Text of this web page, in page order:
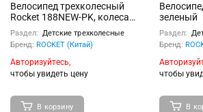
Велосипед трехколесный
Rocket 188NEW-PK, колеса
EVA 10"/8", цвет розовый
Раздел: Детские трехколесные
Бренд: ROCKET (Китай)
Авторизуйтесь,
чтобы увидеть цену
В корзину
зеленый
Раздел:
Бренд:
чтобы
В